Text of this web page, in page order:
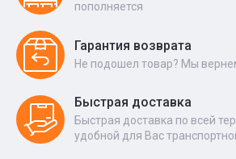
пополняется
Гарантия возврата
Не подошел товар? Мы
Быстрая доставка
Быстрая доставка по всей
удобной для Вас